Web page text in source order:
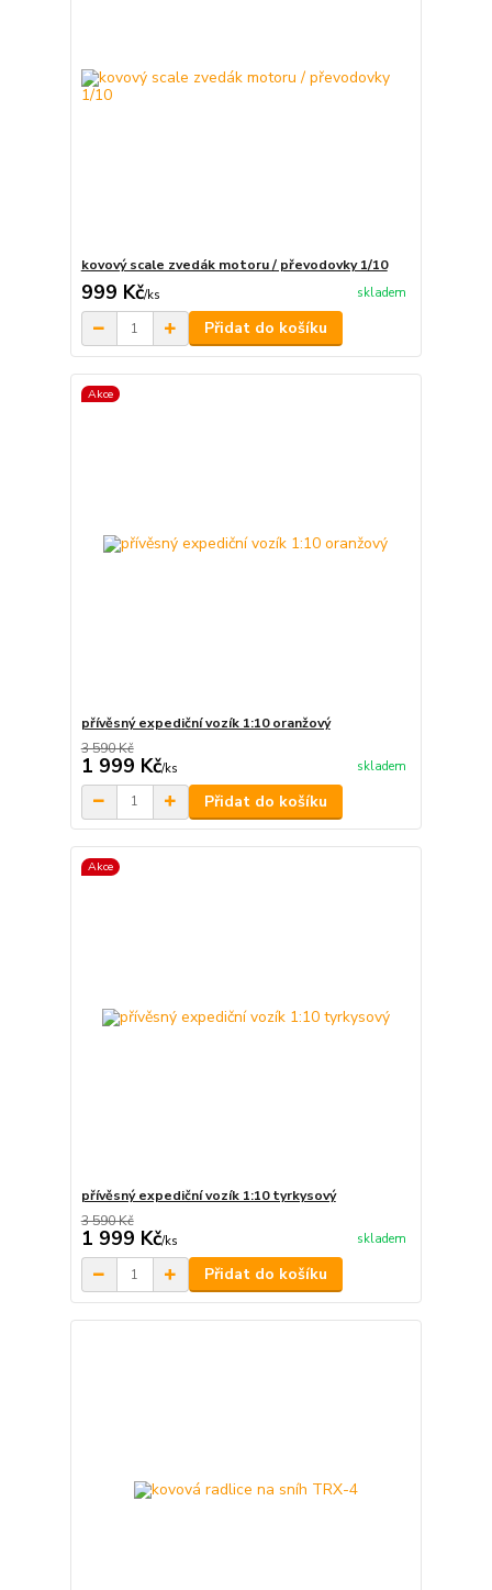
kovový scale zvedák motoru / převodovky 1/10
999 Kč/ks skladem
Přidat do košíku
Akce
přívěsný expediční vozík 1:10 oranžový
3 590 Kč
1 999 Kč/ks skladem
Přidat do košíku
Akce
přívěsný expediční vozík 1:10 tyrkysový
3 590 Kč
1 999 Kč/ks skladem
Přidat do košíku